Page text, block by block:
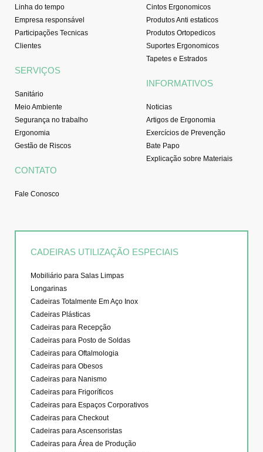
Linha do tempo
Empresa responsável
Participações Tecnicas
Clientes
SERVIÇOS
Sanitário
Meio Ambiente
Segurança no trabalho
Ergonomia
Gestão de Riscos
CONTATO
Fale Conosco
Cintos Ergonomicos
Produtos Anti estaticos
Produtos Ortopedicos
Suportes Ergonomicos
Tapetes e Estrados
INFORMATIVOS
Noticias
Artigos de Ergonomia
Exercícios de Prevenção
Bate Papo
Explicação sobre Materiais
CADEIRAS UTILIZAÇÃO ESPECIAIS
Mobiliário para Salas Limpas
Longarinas
Cadeiras Totalmente Em Aço Inox
Cadeiras Plásticas
Cadeiras para Recepção
Cadeiras para Posto de Soldas
Cadeiras para Oftalmologia
Cadeiras para Obesos
Cadeiras para Nanismo
Cadeiras para Frigoríficos
Cadeiras para Espaços Corporativos
Cadeiras para Checkout
Cadeiras para Ascensoristas
Cadeiras para Área de Produção